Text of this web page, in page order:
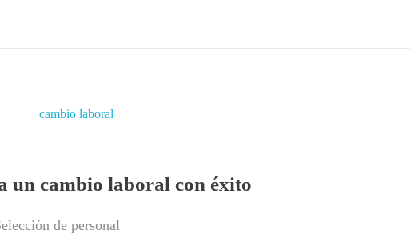
un cambio laboral con éxito
de personal